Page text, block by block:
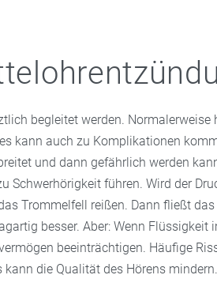
begleitet werden. Normalerweise
kann auch zu Komplikationen
und dann gefährlich werden
Schwerhörigkeit führen. Wird der
Trommelfell reißen. Dann fließt das
besser. Aber: Wenn Flüssigkeit
beeinträchtigen. Häufige
die Qualität des Hörens mindern.